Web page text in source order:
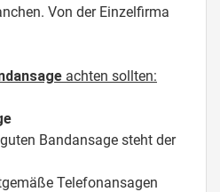
Von der Einzelfirma
achten sollten:
Bandansage steht der
Telefonansagen